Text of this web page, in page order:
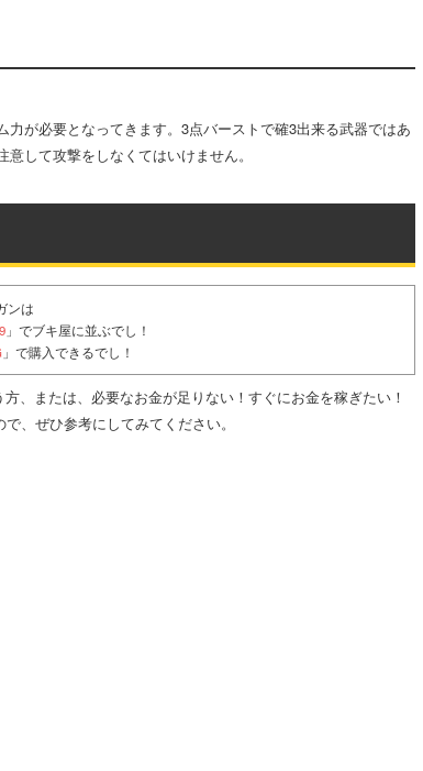
が必要となってきます。3点バーストで確3出来る武器ではあ
意して攻撃をしなくてはいけません。
ンは
」でブキ屋に並ぶでし！
」で購入できるでし！
、または、必要なお金が足りない！すぐにお金を稼ぎたい！
、ぜひ参考にしてみてください。